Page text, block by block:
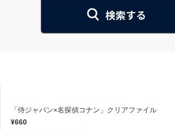
「侍ジャパン×名探偵コナン」クリアファイル
¥660